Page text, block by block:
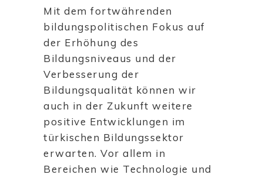
Mit dem fortwährenden
bildungspolitischen Fokus auf
der Erhöhung des
Bildungsniveaus und der
Verbesserung der
Bildungsqualität können wir
auch in der Zukunft weitere
positive Entwicklungen im
türkischen Bildungssektor
erwarten. Vor allem in
Bereichen wie Technologie und